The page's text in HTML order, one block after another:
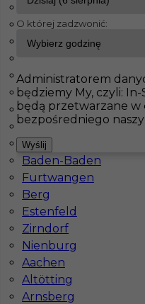
InServ Oferty pracy
Pokaż filtr
Oberharz am Brocken
Weilerswist
Heidenheim an der
Hohenlimburg
Schwerte
Oberhausen
Lörrach
Lingen
Baden-Baden
Furtwangen
Berg
Estenfeld
Zirndorf
Nienburg
Aachen
Altötting
Arnsberg
Praca regipsy w
Kategoria Prace
Szpachlarz
Lokalizacja Niemcy
O której zadzwonić:
Administratorem
będziemy My, czyli: In-
będą przetwarzane
bezpośredniego
Wyślij